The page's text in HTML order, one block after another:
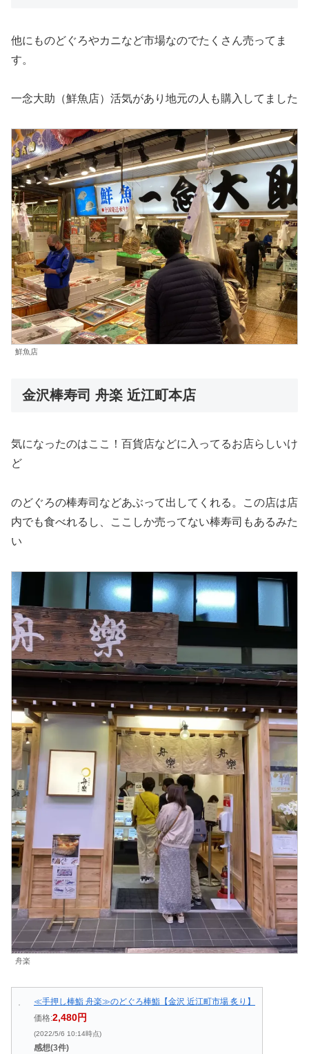
他にものどぐろやカニなど市場なのでたくさん売ってま
す。
一念大助（鮮魚店）活気があり地元の人も購入してました
鮮魚店
金沢棒寿司 舟楽 近江町本店
気になったのはここ！百貨店などに入ってるお店らしいけ
ど
のどぐろの棒寿司などあぶって出してくれる。この店は店
内でも食べれるし、ここしか売ってない棒寿司もあるみた
い
舟楽
≪手押し棒鮨 舟楽≫のどぐろ棒鮨【金沢 近江町市場 炙り】
価格:2,480円
(2022/5/6 10:14時点)
感想(3件)